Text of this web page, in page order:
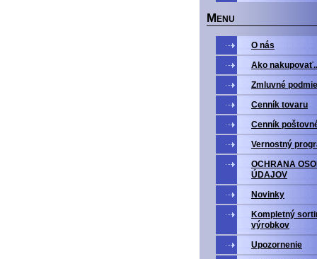
M ENU
O nás
Ako
Zmluvné
Cenník tovaru
Cenník
Vernostný
OCHRANA
ÚDAJOV
Novinky
Kompletný
výrobkov
Upozornenie